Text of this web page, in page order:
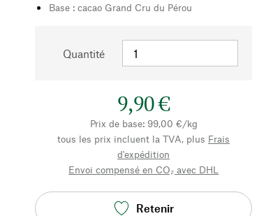
Base : cacao Grand Cru du Pérou
Quantité
9,90 €
Prix de base: 99,00 €/kg
tous les prix incluent la TVA, plus Frais
d'expédition
Envoi compensé en CO₂ avec DHL
Retenir